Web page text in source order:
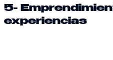
5-
experiencias